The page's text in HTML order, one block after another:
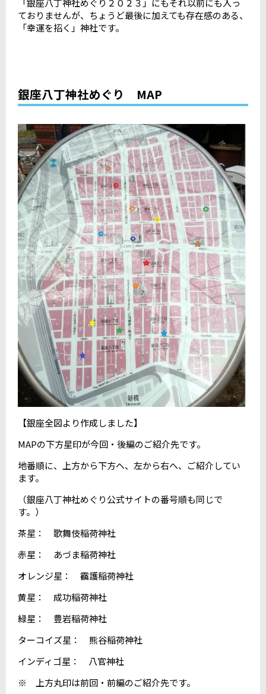
「銀座八丁神社めぐり２０２３」にもそれ以前にも入っ
ておりませんが、ちょうど最後に加えても存在感のある、
「幸運を招く」神社です。
銀座八丁神社めぐり MAP
【銀座全図より作成しました】
MAPの下方星印が今回・後編のご紹介先です。
地番順に、上方から下方へ、左から右へ、ご紹介してい
ます。
（銀座八丁神社めぐり公式サイトの番号順も同じで
す。）
茶星： 歌舞伎稲荷神社
赤星： あづま稲荷神社
オレンジ星： 靍護稲荷神社
黄星： 成功稲荷神社
緑星： 豊岩稲荷神社
ターコイズ星： 熊谷稲荷神社
インディゴ星： 八官神社
※ 上方丸印は前回・前編のご紹介先です。